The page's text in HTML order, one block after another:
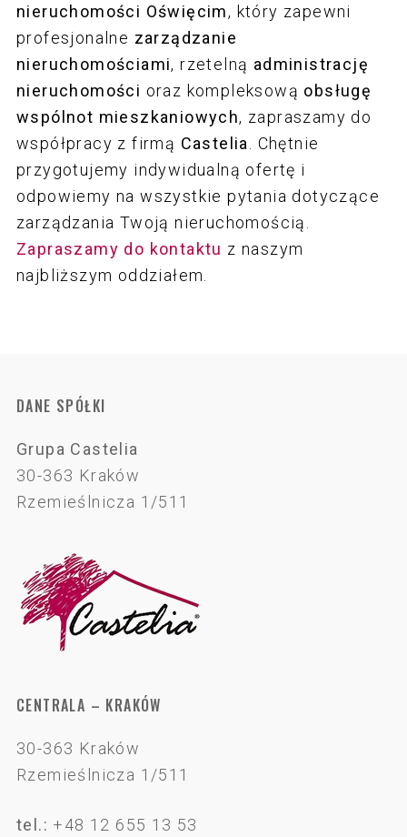
nieruchomości Oświęcim, który zapewni
profesjonalne zarządzanie
nieruchomościami, rzetelną administrację
nieruchomości oraz kompleksową obsługę
wspólnot mieszkaniowych, zapraszamy do
współpracy z firmą Castelia
. Chętnie
przygotujemy indywidualną ofertę i
odpowiemy na wszystkie pytania dotyczące
zarządzania Twoją nieruchomością.
Zapraszamy do kontaktu z naszym
najbliższym oddziałem.
DANE SPÓŁKI
Grupa Castelia
30-363 Kraków
Rzemieślnicza 1/511
CENTRALA – KRAKÓW
30-363 Kraków
Rzemieślnicza 1/511
tel.: +48 12 655 13 53